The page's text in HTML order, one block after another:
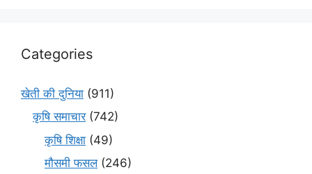
Categories
खेती की दुनिया (911)
कृषि समाचार(742)
कृषि शिक्षा (49)
मौसमी फसल(246)